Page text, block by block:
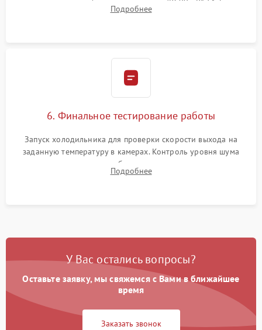
электронным весам. Контроль рабочего давления в системе.
Подробнее
6. Финальное тестирование работы
Запуск холодильника для проверки скорости выхода на
заданную температуру в камерах. Контроль уровня шума
компрессора, отсутствия обмерзания стенок и корректного
срабатывания системы автоматической оттайки.
Подробнее
У Вас остались вопросы?
Оставьте заявку, мы свяжемся с Вами в ближайшее
время
Заказать звонок